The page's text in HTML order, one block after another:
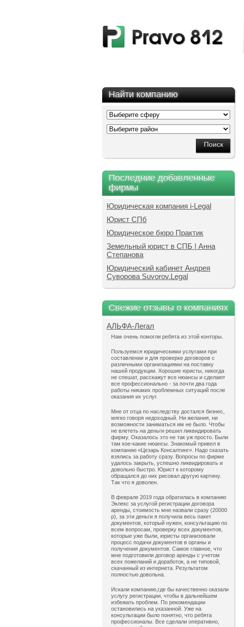
Найти компанию
Последние добавленные
фирмы
Юридическая компания i-Legal
Юрист СПб
Юридическое бюро Практик
Земельный юрист в СПБ | Анна
Степанова
Юридический кабинет Андрея
Суворова Suvorov.Legal
Свежие отзывы о компаниях
АЛЬФА-Легал
Нам очень помогли ребята из этой конторы.
Пользуемся юридическими услугами при
составлении и для проверке договоров с
различными организациями на поставку
нашей продукции. Хорошие юристы, никогда
не спешат, расскажут все нюансы и сделают
все профессионально - за почти два года
работы никаких проблемных ситуаций после
оказания их услуг.
Мне от отца по наследству достался бизнес,
мягко говоря недоходный. Ни желания, ни
возможности заниматься им не было. Чтобы
не влететь на деньги решил ликвидировать
фирму. Оказалось это не так уж просто. Были
там кое-какие нюансы. Знакомый привел в
компанию «Цезарь Консалтинг». Надо сказать
взялись за работу сразу. Вопросы по фирме
удалось закрыть, успешно ликвидировать и
довольно быстро. Юрист к которому
обращался до них рисовал другую картину.
Так что я доволен.
В феврале 2019 года обратилась в компанию
Эклекс за услугой регистрации договора
аренды, стоимость мне назвали сразу (20000
р), за эти деньги я получила весь пакет
документов, который нужен, консультацию по
всем вопросам, проверку всех документов,
которые уже были, юристы организовали
процесс подачи документов в органы и
получения документов. Самое главное, что
мне подготовили договор аренды с учетом
всех пожеланий и доработок, а не типовой,
скачанный из интернета. Результатом
полностью довольна.
Искали компанию,где бы качественно оказали
услугу регистрации, чтобы в дальнейшем
избежать проблем. По рекомендации
остановились на указанной. Уже на
консультации было понятно, что ребята
профессионалы. Все сделали оперативно,